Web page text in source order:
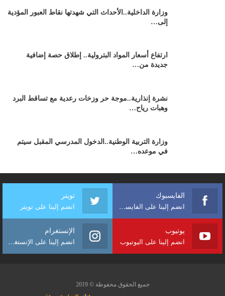
وزارة الداخلية..الأحداث التي شهدتها نقاط العبور المؤدية
إلى…
ارتفاع أسعار المواد البترولية.. إطلاق حصة إضافية
جديدة من…
نشرة إنذارية..موجة حر وزخات رعدية مع تساقط البرد
وهبات رياح…
وزارة التربية الوطنية..الدخول المدرسي المقبل سیتم
في موعده…
الفايسبوك
انضم إلينا على الفايسبوك
تويتر
انضم إلينا على تويتر
يوتيوب
انضم إلينا على اليوتيوب
الإنستغرام
انضم إلينا على الإنستغرام
جميع الحقوق محفوظة © 2019